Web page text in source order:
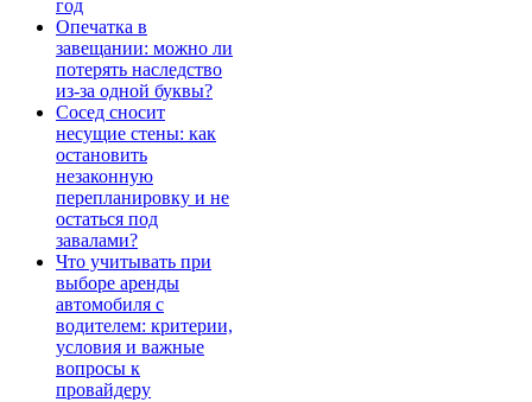
год
Опечатка в
завещании: можно ли
потерять наследство
из-за одной буквы?
Сосед сносит
несущие стены: как
остановить
незаконную
перепланировку и не
остаться под
завалами?
Что учитывать при
выборе аренды
автомобиля с
водителем: критерии,
условия и важные
вопросы к
провайдеру